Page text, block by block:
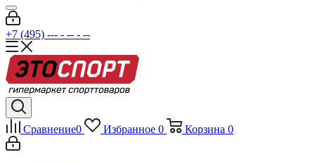
+7 (495) --- - -- - --
Сравнение0 Избранное 0 Корзина 0